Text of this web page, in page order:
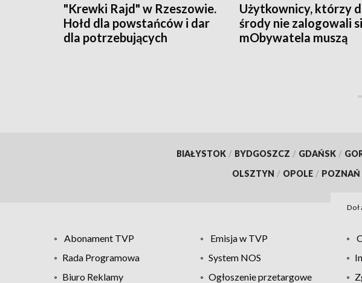
"Krewki Rajd" w Rzeszowie.
Hołd dla powstańców i dar
dla potrzebujących
Użytkownicy, którzy
środy nie zalogowali
mObywatela muszą
BIAŁYSTOK / BYDGOSZCZ / GDAŃSK /
OLSZTYN / OPOLE / POZNAŃ
Abonament TVP Emisja w TVP
Rada Programowa
System NOS
Biuro Reklamy
Ogłoszenie przetargowe